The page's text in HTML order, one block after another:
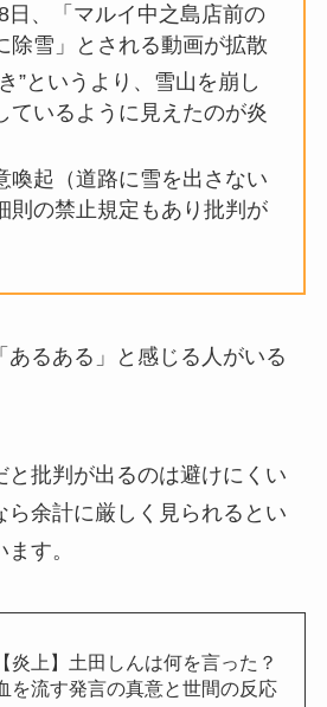
日、「マルイ中之島店前の
除雪」とされる動画が拡散
”というより、雪山を崩し
ているように見えたのが炎
喚起（道路に雪を出さない
則の禁止規定もあり批判が
あるある」と感じる人がいる
と批判が出るのは避けにくい
ら余計に厳しく見られるとい
す。
【炎上】土田しんは何を言った？
を流す発言の真意と世間の反応